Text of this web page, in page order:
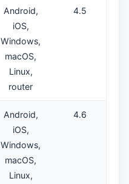
Android,
iOS,
Windows,
macOS,
Linux,
router
4.5
Android,
iOS,
Windows,
macOS,
Linux,
4.6